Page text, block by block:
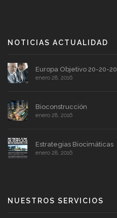
NOTICIAS ACTUALIDAD
Europa Objetivo 20-20-20
enero 28, 2016
Bioconstrucción
enero 28, 2016
Estrategias Biocimáticas
enero 28, 2016
NUESTROS SERVICIOS